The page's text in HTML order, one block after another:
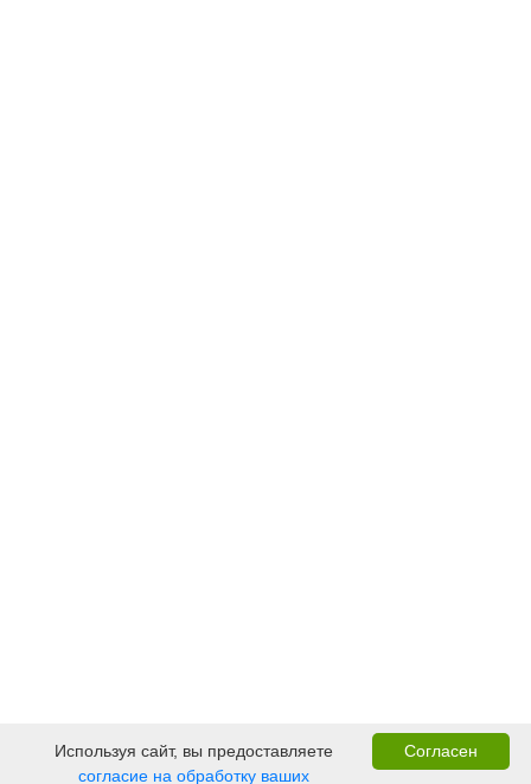
Согласен
Используя сайт, вы предоставляете
согласие на обработку ваших